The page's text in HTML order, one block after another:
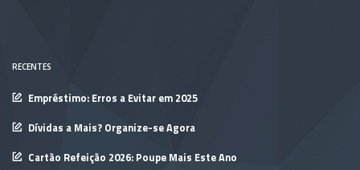
RECENTES
Empréstimo: Erros a Evitar em 2025
Dívidas a Mais? Organize-se Agora
Cartão Refeição 2026: Poupe Mais Este Ano